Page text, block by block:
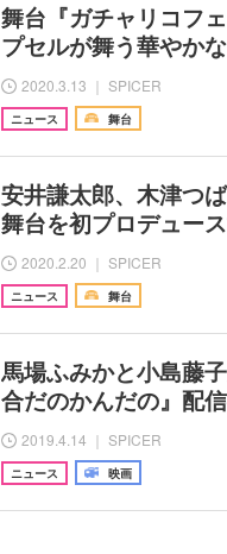
舞台『ガチャリコフ
プセルが舞う華やか
2020.3.13 ｜ SPICER
ニュース 舞台
安井謙太郎、木津つ
舞台を初プロデュー
2020.2.20 ｜ SPICER
ニュース 舞台
馬場ふみかと小島藤
合だのかんだの』配
2019.4.14 ｜ SPICER
ニュース 映画